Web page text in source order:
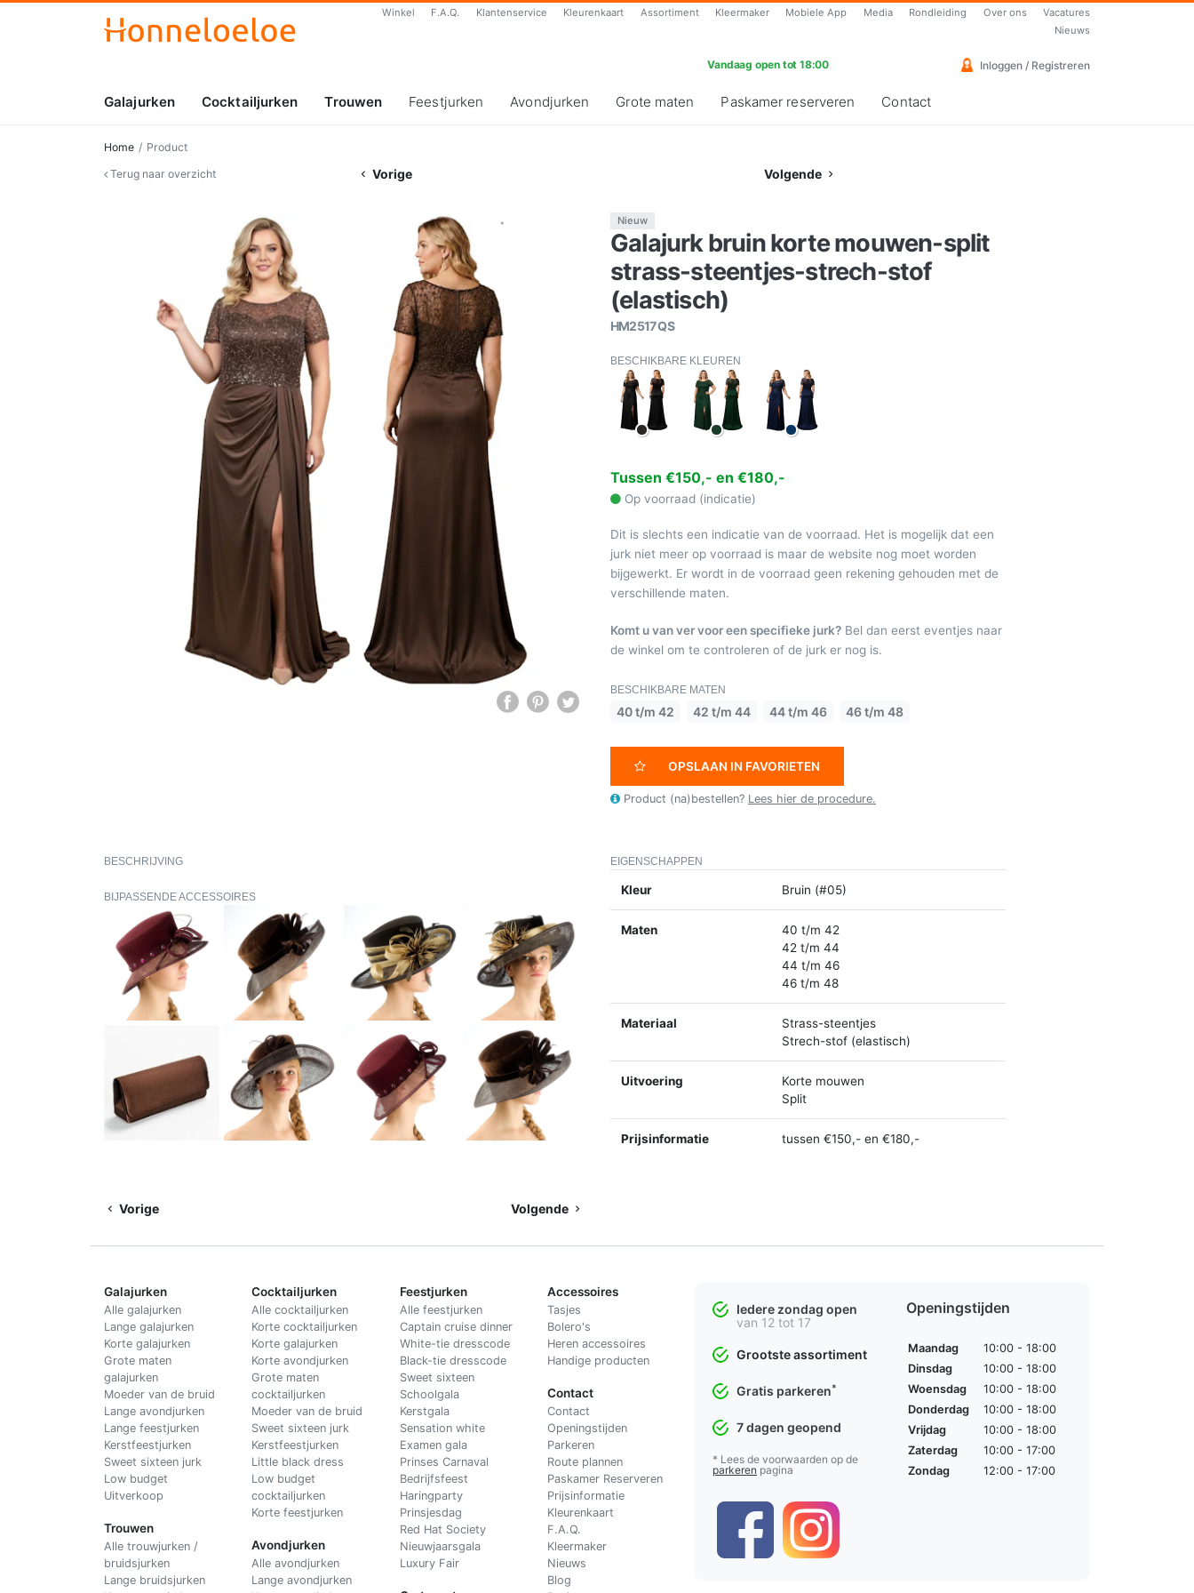
Winkel F.A.Q. Klantenservice Kleurenkaart Assortiment Kleermaker Mobiele App Media Rondleiding Over ons
Vacatures
Nieuws
Vandaag open tot 18:00 Inloggen / Registreren
Galajurken Cocktailjurken Trouwen Feestjurken Avondjurken Grote maten Paskamer reserveren Contact
Home
Product
Terug naar overzicht
Vorige Volgende
Nieuw
Galajurk bruin korte mouwen-split
strass-steentjes-strech-stof
(elastisch)
HM2517 QS
BESCHIKBARE KLEUREN
Tussen €150,- en €180,-
Op voorraad (indicatie)
Dit is slechts een indicatie van de voorraad. Het is mogelijk dat een
jurk niet meer op voorraad is maar de website nog moet worden
bijgewerkt. Er wordt in de voorraad geen rekening gehouden met de
verschillende maten.
Komt u van ver voor een specifieke jurk? Bel dan eerst eventjes naar
de winkel om te controleren of de jurk er nog is.
BESCHIKBARE MATEN
40 t/m 42 42 t/m 44 44 t/m 46 46 t/m 48
OPSLAAN IN FAVORIETEN
Product (na)bestellen? Lees hier de procedure.
BESCHRIJVING
BIJPASSENDE ACCESSOIRES
EIGENSCHAPPEN
Kleur Bruin (#05)
Maten
40 t/m 42
42 t/m 44
44 t/m 46
46 t/m 48
Materiaal
Strass-steentjes
Strech-stof (elastisch)
Uitvoering
Korte mouwen
Split
Prijsinformatie tussen €150,- en €180,-
Vorige Volgende
Galajurken
Alle galajurken
Lange galajurken
Korte galajurken
Grote maten
galajurken
Moeder van de bruid
Lange avondjurken
Lange feestjurken
Kerstfeestjurken
Sweet sixteen jurk
Low budget
Uitverkoop
Trouwen
Alle trouwjurken /
bruidsjurken
Lange bruidsjurken
Cocktailjurken
Alle cocktailjurken
Korte cocktailjurken
Korte galajurken
Korte avondjurken
Grote maten
cocktailjurken
Moeder van de bruid
Sweet sixteen jurk
Kerstfeestjurken
Little black dress
Low budget
cocktailjurken
Korte feestjurken
Avondjurken
Alle avondjurken
Lange avondjurken
Feestjurken
Alle feestjurken
Captain cruise dinner
White-tie dresscode
Black-tie dresscode
Sweet sixteen
Schoolgala
Kerstgala
Sensation white
Examen gala
Prinses Carnaval
Bedrijfsfeest
Haringparty
Prinsjesdag
Red Hat Society
Nieuwjaarsgala
Luxury Fair
Accessoires
Tasjes
Bolero's
Heren accessoires
Handige producten
Contact
Contact
Openingstijden
Parkeren
Route plannen
Paskamer Reserveren
Prijsinformatie
Kleurenkaart
F.A.Q.
Kleermaker
Nieuws
Blog
Iedere zondag open
van 12 tot 17
Grootste assortiment
Gratis parkeren*
7 dagen geopend
* Lees de voorwaarden op de
parkeren pagina
Openingstijden
Maandag
10:00 - 18:00
Dinsdag
10:00 - 18:00
Woensdag
10:00 - 18:00
Donderdag
10:00 - 18:00
Vrijdag
10:00 - 18:00
Zaterdag
10:00 - 17:00
Zondag
12:00 - 17:00